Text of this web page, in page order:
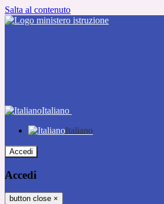
Salta al contenuto
Italiano
Italiano
Accedi
Accedi
button close ×